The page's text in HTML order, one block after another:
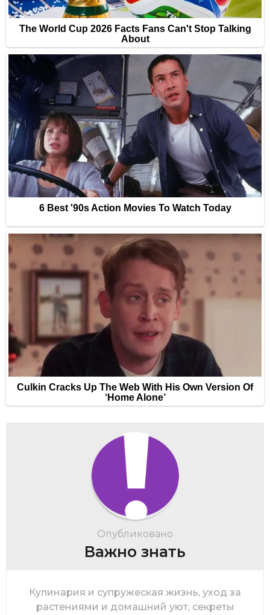
Опубликовано
Важно знать
Кулинария и супружеская жизнь, уход за
растениями и домашний уют, секреты